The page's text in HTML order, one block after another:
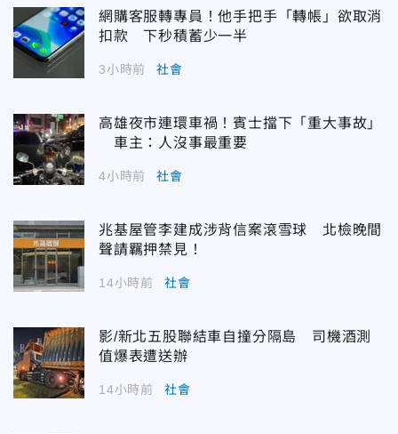
網購客服轉專員！他手把手「轉帳」欲取消
扣款 下秒積蓄少一半
3小時前 社會
高雄夜市連環車禍！賓士擋下「重大事故」
車主：人沒事最重要
4小時前 社會
兆基屋管李建成涉背信案滾雪球 北檢晚間
聲請羈押禁見！
14小時前 社會
影/新北五股聯結車自撞分隔島 司機酒測
值爆表遭送辦
14小時前 社會